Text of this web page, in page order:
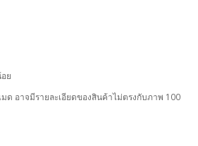
ย
ด อาจมีรายละเอียดของสินค้าไม่ตรงกับภาพ 100